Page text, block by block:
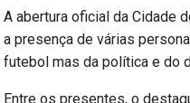
A abertura oficial da Cidade
a presença de várias
futebol mas da política e do
Entre os presentes, o